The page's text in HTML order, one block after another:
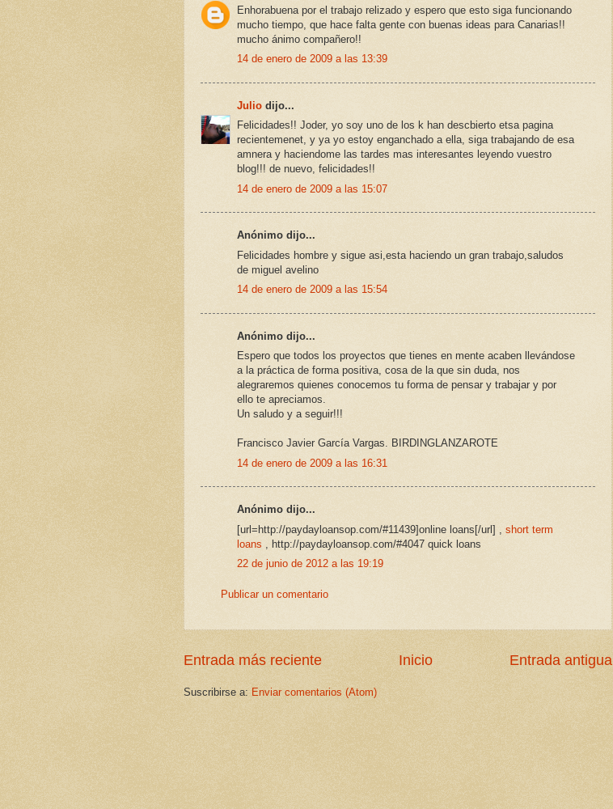
Enhorabuena por el trabajo relizado y espero que esto siga funcionando
mucho tiempo, que hace falta gente con buenas ideas para Canarias!!
mucho ánimo compañero!!
14 de enero de 2009 a las 13:39
Julio dijo...
Felicidades!! Joder, yo soy uno de los k han descbierto etsa pagina
recientemenet, y ya yo estoy enganchado a ella, siga trabajando de esa
amnera y haciendome las tardes mas interesantes leyendo vuestro
blog!!! de nuevo, felicidades!!
14 de enero de 2009 a las 15:07
Anónimo dijo...
Felicidades hombre y sigue asi,esta haciendo un gran trabajo,saludos
de miguel avelino
14 de enero de 2009 a las 15:54
Anónimo dijo...
Espero que todos los proyectos que tienes en mente acaben llevándose
a la práctica de forma positiva, cosa de la que sin duda, nos
alegraremos quienes conocemos tu forma de pensar y trabajar y por
ello te apreciamos.
Un saludo y a seguir!!!
Francisco Javier García Vargas. BIRDINGLANZAROTE
14 de enero de 2009 a las 16:31
Anónimo dijo...
[url=http://paydayloansop.com/#11439]online loans[/url] , short term
loans , http://paydayloansop.com/#4047 quick loans
22 de junio de 2012 a las 19:19
Publicar un comentario
Entrada más reciente Entrada antigua
Inicio
Suscribirse a: Enviar comentarios (Atom)